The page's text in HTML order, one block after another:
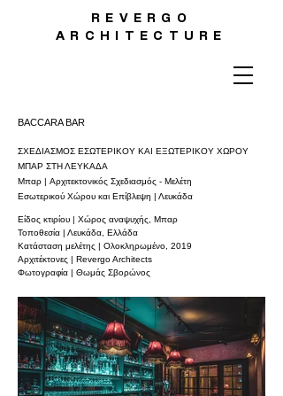
REVERGO
ARCHITECTURE
BACCARA BAR
ΣΧΕΔΙΑΣΜΟΣ ΕΣΩΤΕΡΙΚΟΥ ΚΑΙ ΕΞΩΤΕΡΙΚΟΥ ΧΩΡΟΥ
ΜΠΑΡ ΣΤΗ ΛΕΥΚΑΔΑ
Μπαρ | Αρχιτεκτονικός Σχεδιασμός - Μελέτη
Εσωτερικού Χώρου και Επίβλεψη | Λευκάδα
Είδος κτιρίου | Χώρος αναψυχής, Μπαρ
Τοποθεσία | Λευκάδα, Ελλάδα
Κατάσταση μελέτης | Ολοκληρωμένο, 2019
Αρχιτέκτονες | Revergo Architects
Φωτογραφία | Θωμάς Σβορώνος